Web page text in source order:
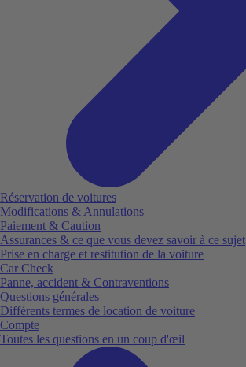
Réservation de voitures
Modifications & Annulations
Paiement & Caution
Assurances & ce que vous devez savoir à ce sujet
Prise en charge et restitution de la voiture
Car Check
Panne, accident & Contraventions
Questions générales
Différents termes de location de voiture
Compte
Toutes les questions en un coup d'œil